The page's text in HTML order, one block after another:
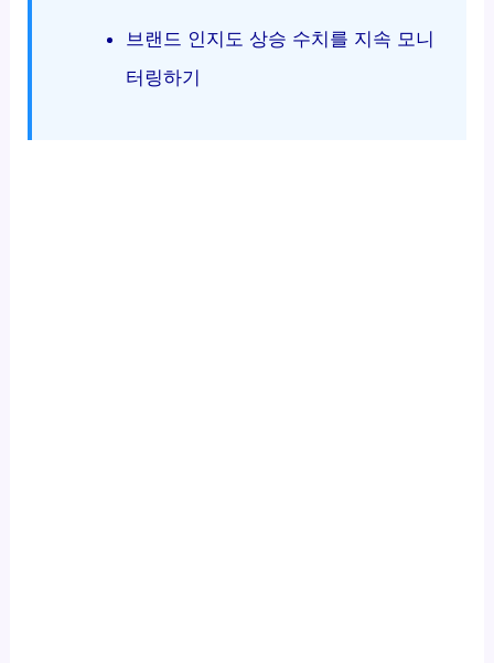
브랜드 인지도 상승 수치를 지속 모니
터링하기